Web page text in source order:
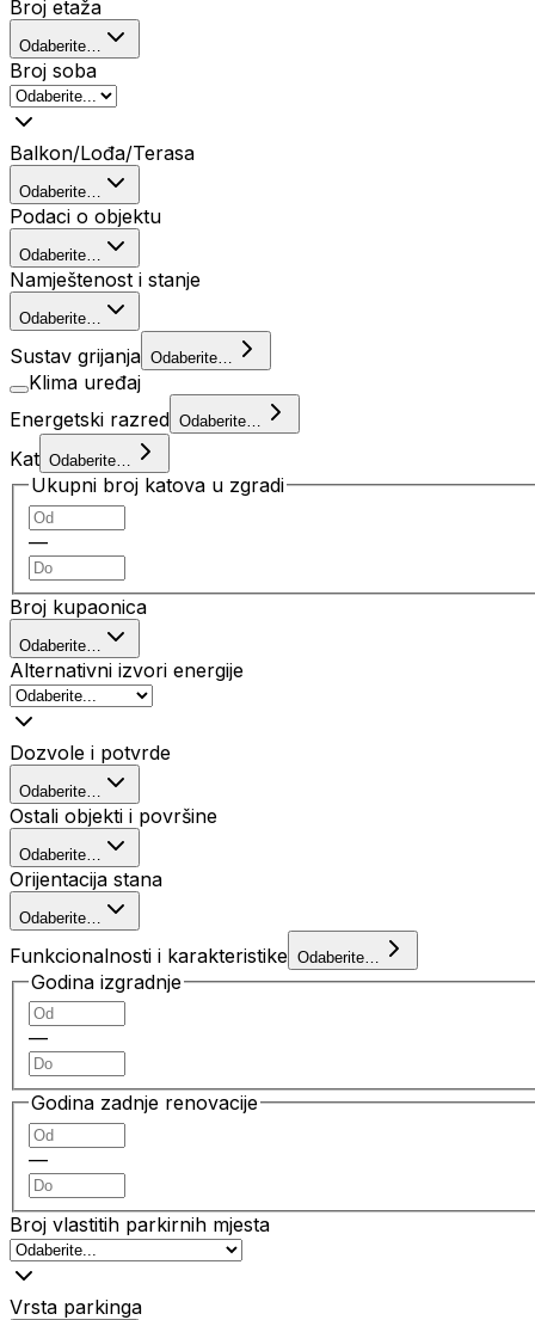
Broj etaža
Odaberite…
Broj soba
Balkon/Lođa/Terasa
Odaberite…
Podaci o objektu
Odaberite…
Namještenost i stanje
Odaberite…
Sustav grijanja Odaberite…
Klima uređaj
Energetski razred Odaberite…
Kat Odaberite…
Ukupni broj katova u zgradi
—
Broj kupaonica
Odaberite…
Alternativni izvori energije
Dozvole i potvrde
Odaberite…
Ostali objekti i površine
Odaberite…
Orijentacija stana
Odaberite…
Funkcionalnosti i karakteristike Odaberite…
Godina izgradnje
—
Godina zadnje renovacije
—
Broj vlastitih parkirnih mjesta
Vrsta parkinga